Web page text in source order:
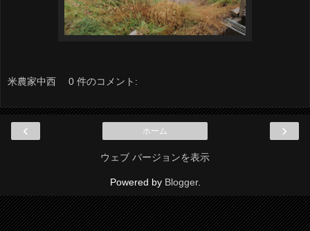
米農家中西 0 件のコメント:
‹ ›
ホーム
ウェブ バージョンを表示
Powered by Blogger.